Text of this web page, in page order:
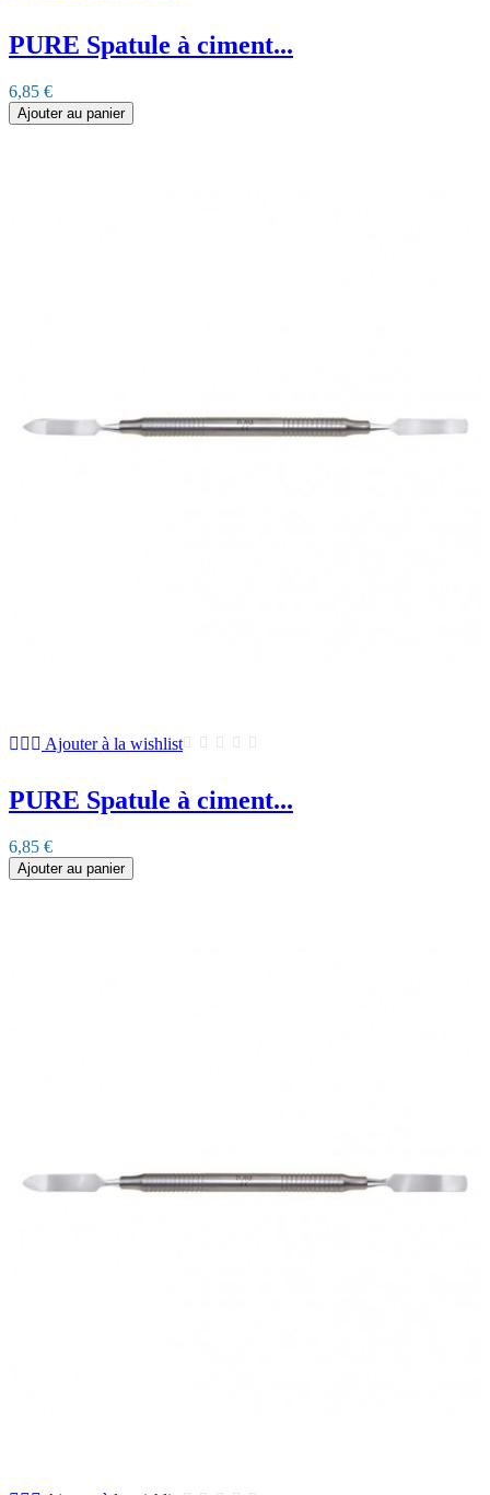
PURE Spatule à ciment...
6,85 €
Ajouter au panier
Ajouter à la wishlist
PURE Spatule à ciment...
6,85 €
Ajouter au panier